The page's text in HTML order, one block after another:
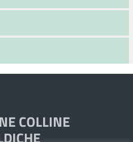
COLLINE